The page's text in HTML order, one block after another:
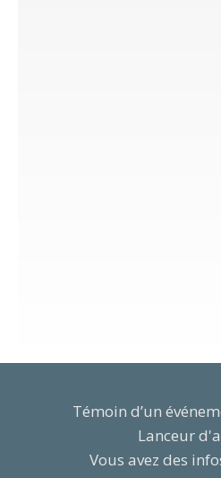
Témoin d’un
Lanceur
Vous avez des